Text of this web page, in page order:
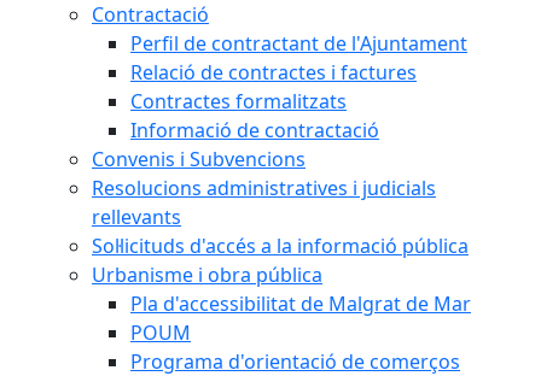
Contractació
Perfil de contractant de l'Ajuntament
Relació de contractes i factures
Contractes formalitzats
Informació de contractació
Convenis i Subvencions
Resolucions administratives i judicials
rellevants
Sol·licituds d'accés a la informació pública
Urbanisme i obra pública
Pla d'accessibilitat de Malgrat de Mar
POUM
Programa d'orientació de comerços